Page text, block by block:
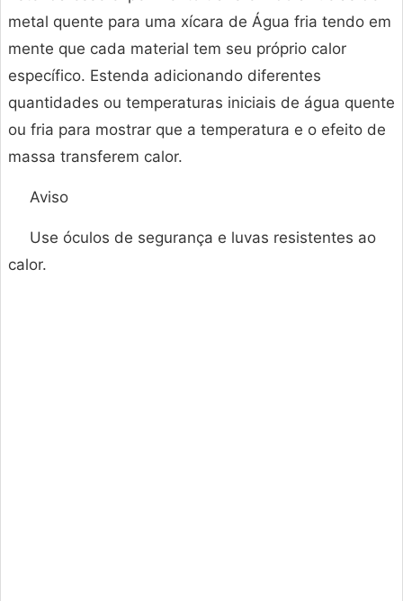
metal quente para uma xícara de Água fria tendo em
mente que cada material tem seu próprio calor
específico. Estenda adicionando diferentes
quantidades ou temperaturas iniciais de água quente
ou fria para mostrar que a temperatura e o efeito de
massa transferem calor.
Aviso
Use óculos de segurança e luvas resistentes ao
calor.